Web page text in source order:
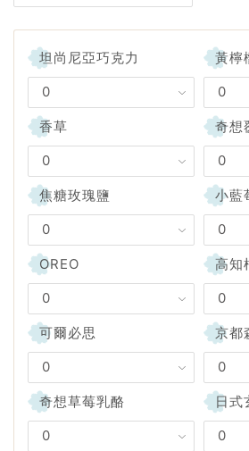
坦尚尼亞巧克力 黃檸
香草 奇想
焦糖玫瑰鹽 小藍
OREO 高知
可爾必思 京都
奇想草莓乳酪 日式